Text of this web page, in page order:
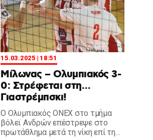
15.03.2025 | 18:51
Μίλωνας – Ολυμπιακός 3-
0: Στρέφεται στη…
Γιαστρέμπσκι!
Ο Ολυμπιακός ΟΝΕΧ στο τμήμα
βόλεϊ Ανδρών επέστρεψε στο
πρωτάθλημα μετά τη νίκη επί της